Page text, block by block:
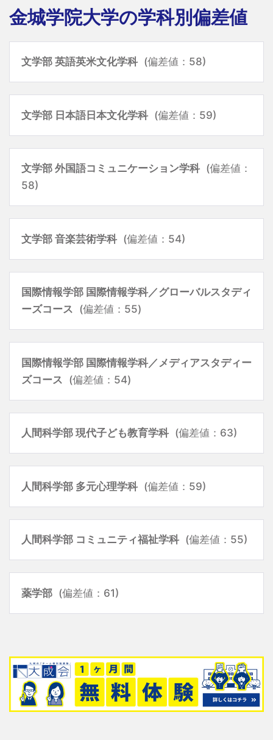
金城学院大学の学科別偏差値
文学部 英語英米文化学科 (偏差値：58)
文学部 日本語日本文化学科 (偏差値：59)
文学部 外国語コミュニケーション学科 (偏差値：
58)
文学部 音楽芸術学科 (偏差値：54)
国際情報学部 国際情報学科／グローバルスタディ
ーズコース (偏差値：55)
国際情報学部 国際情報学科／メディアスタディー
ズコース
(偏差値：54)
人間科学部 現代子ども教育学科 (偏差値：63)
人間科学部 多元心理学科 (偏差値：59)
人間科学部 コミュニティ福祉学科 (偏差値：55)
薬学部 (偏差値：61)